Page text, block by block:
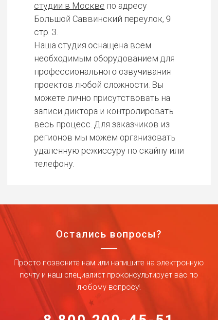
студии в Москве по адресу
Большой Саввинский переулок, 9
стр. 3.
Наша студия оснащена всем
необходимым оборудованием для
профессионального озвучивания
проектов любой сложности. Вы
можете лично присутствовать на
записи диктора и контролировать
весь процесс. Для заказчиков из
регионов мы можем организовать
удаленную режиссуру по скайпу или
телефону.
Остались вопросы?
Просто позвоните нам или напишите на электронную
почту и наш специалист проконсультирует вас по
любому вопросу!